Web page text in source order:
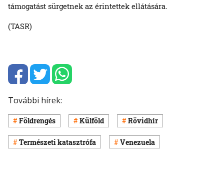
támogatást sürgetnek az érintettek ellátására.
(TASR)
További hírek:
Földrengés Külföld Rövidhír
Természeti katasztrófa Venezuela